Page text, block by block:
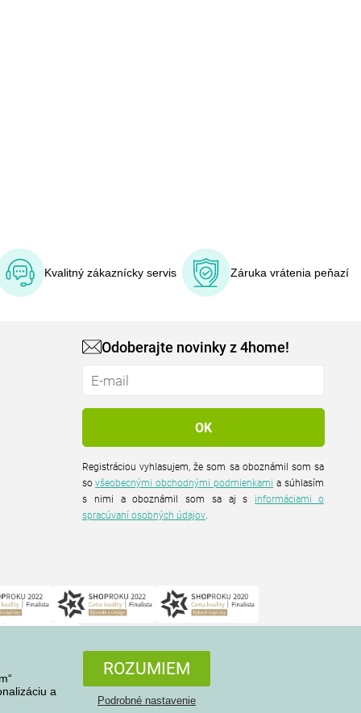
a
ROZUMIEM
Podrobné nastavenie
Kvalitný zákaznícky servis Záruka vrátenia peňazí
Odoberajte novinky z 4home!
Registráciou vyhlasujem, že som sa oboznámil som sa
sovšeobecnými obchodnými podmienkami a súhlasím
s nimi a oboznámil som sa aj s informáciami o
spracúvaní osobných údajov.
Všetky práva vyhradené © 2004-2026 4home, a.s.